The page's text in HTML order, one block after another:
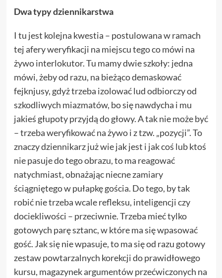
Dwa typy dziennikarstwa
I tu jest kolejna kwestia – postulowana w ramach
tej afery weryfikacji na miejscu tego co mówi na
żywo interlokutor. Tu mamy dwie szkoły: jedna
mówi, żeby od razu, na bieżąco demaskować
fejknjusy, gdyż trzeba izolować lud odbiorczy od
szkodliwych miazmatów, bo się nawdycha i mu
jakieś głupoty przyjdą do głowy. A tak nie może być
– trzeba weryfikować na żywo i z tzw. „pozycji”. To
znaczy dziennikarz już wie jak jest i jak coś lub ktoś
nie pasuje do tego obrazu, to ma reagować
natychmiast, obnażając niecne zamiary
ściągniętego w pułapkę gościa. Do tego, by tak
robić nie trzeba wcale refleksu, inteligencji czy
dociekliwości – przeciwnie. Trzeba mieć tylko
gotowych parę sztanc, w które ma się wpasować
gość. Jak się nie wpasuje, to ma się od razu gotowy
zestaw powtarzalnych korekcji do prawidłowego
kursu, magazynek argumentów przećwiczonych na